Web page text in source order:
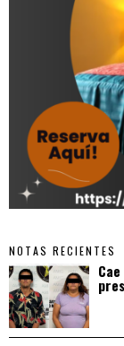
NOTAS RECIENTES